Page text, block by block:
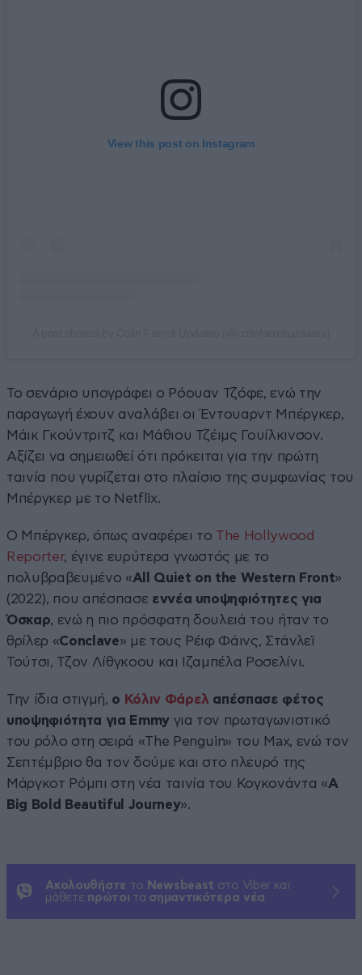
View this post on Instagram
Το σενάριο υπογράφει ο Ρόουαν Τζόφε, ενώ την
παραγωγή έχουν αναλάβει οι Έντουαρντ Μπέργκερ,
Μάικ Γκούντριτζ και Μάθιου Τζέιμς Γουίλκινσον.
Αξίζει να σημειωθεί ότι πρόκειται για την πρώτη
ταινία που γυρίζεται στο πλαίσιο της συμφωνίας του
Μπέργκερ με το Netflix.
Ο Μπέργκερ, όπως αναφέρει το The Hollywood
Reporter, έγινε ευρύτερα γνωστός με το
πολυβραβευμένο «All Quiet on the Western Front»
(2022), που απέσπασε εννέα υποψηφιότητες για
Όσκαρ, ενώ η πιο πρόσφατη δουλειά του ήταν το
θρίλερ «Conclave» με τους Ρέιφ Φάινς, Στάνλεϊ
Τούτσι, Τζον Λίθγκοου και Ιζαμπέλα Ροσελίνι.
Την ίδια στιγμή, ο Κόλιν Φάρελ απέσπασε φέτος
υποψηφιότητα για Emmyγια τον πρωταγωνιστικό
του ρόλο στη σειρά «The Penguin» του Max, ενώ τον
Σεπτέμβριο θα τον δούμε και στο πλευρό της
Μάργκοτ Ρόμπι στη νέα ταινία του Κογκονάντα «A
Big Bold Beautiful Journey».
Ακολουθήστε το Newsbeast στο Viber και
μάθετε πρώτοι τα σημαντικότερα νέα